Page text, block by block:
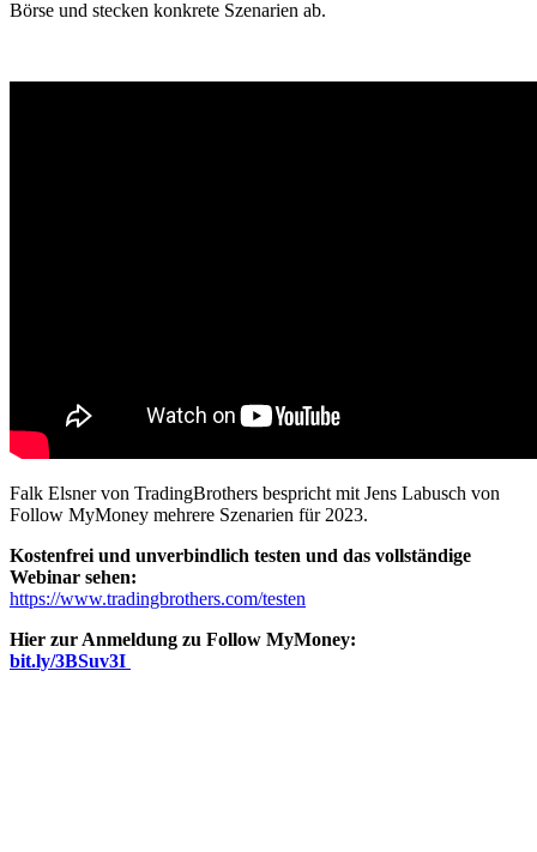
Börse und stecken konkrete Szenarien ab.
Falk Elsner von TradingBrothers bespricht mit Jens Labusch von
Follow MyMoney mehrere Szenarien für 2023.
Kostenfrei und unverbindlich testen und das vollständige
Webinar sehen:
https://www.tradingbrothers.com/testen
Hier zur Anmeldung zu Follow MyMoney:
bit.ly/3BSuv3I